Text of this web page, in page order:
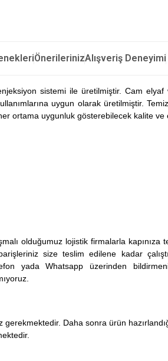
ÖnerilerinizAlışveriş Deneyimi
sistemi ile üretilmiştir. Cam elyaf
uygun olarak üretilmiştir.
ortama uygunluk gösterebilecek kalite
olduğumuz lojistik firmalarla
size teslim edilene kadar
yada Whatsapp üzerinden
Daha sonra ürün